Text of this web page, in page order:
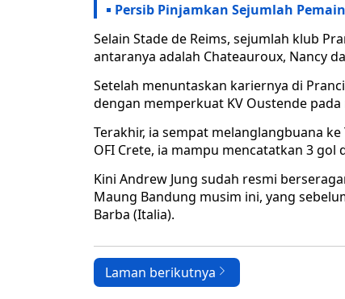
Persib Pinjamkan Sejumlah
Selain Stade de Reims, sejumlah klub
antaranya adalah Chateauroux, Nancy
Setelah menuntaskan kariernya di
dengan memperkuat KV Oustende pada
Terakhir, ia sempat melanglangbuana
OFI Crete, ia mampu mencatatkan 3 gol
Kini Andrew Jung sudah resmi
Maung Bandung musim ini, yang
Barba (Italia).
Laman berikutnya